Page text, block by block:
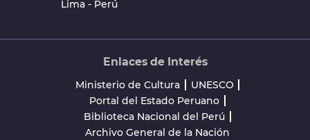
Lima - Perú
Enlaces de Interés
Ministerio de Cultura
UNESCO
Portal del Estado Peruano
Biblioteca Nacional del Perú
Archivo General de la Nación